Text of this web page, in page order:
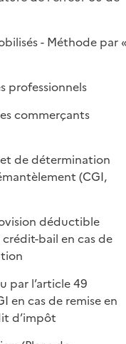
- Méthode par
professionnels
commerçants
de détermination
(CGI,
déductible
bail en cas de
par l’article 49
en cas de remise en
d’impôt